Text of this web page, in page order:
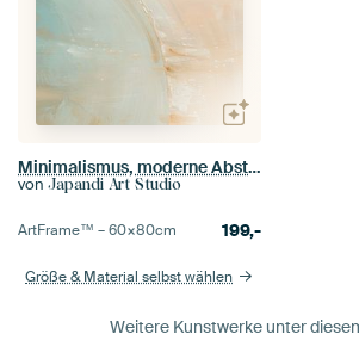
Minimalismus, moderne Abstraktion in Pastellfarben
von Japandi Art Studio
ArtFrame™ –60×80cm 199,-
Größe & Material selbst wählen
Weitere Kunstwerke unter